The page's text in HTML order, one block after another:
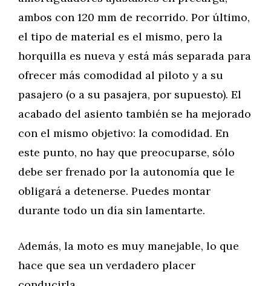
ambos con 120 mm de recorrido. Por último,
el tipo de material es el mismo, pero la
horquilla es nueva y está más separada para
ofrecer más comodidad al piloto y a su
pasajero (o a su pasajera, por supuesto). El
acabado del asiento también se ha mejorado
con el mismo objetivo: la comodidad. En
este punto, no hay que preocuparse, sólo
debe ser frenado por la autonomía que le
obligará a detenerse. Puedes montar
durante todo un día sin lamentarte.
Además, la moto es muy manejable, lo que
hace que sea un verdadero placer